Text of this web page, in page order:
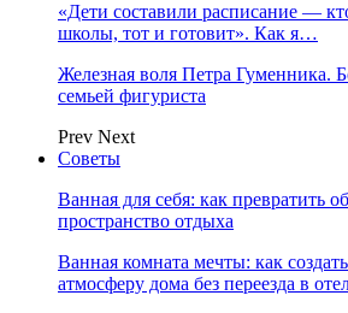
«Дети составили расписание —
школы, тот и готовит». Как я…
Железная воля Петра Гуменника.
семьей фигуриста
Prev Next
Советы
Ванная для себя: как превратить
пространство отдыха
Ванная комната мечты: как
атмосферу дома без переезда в